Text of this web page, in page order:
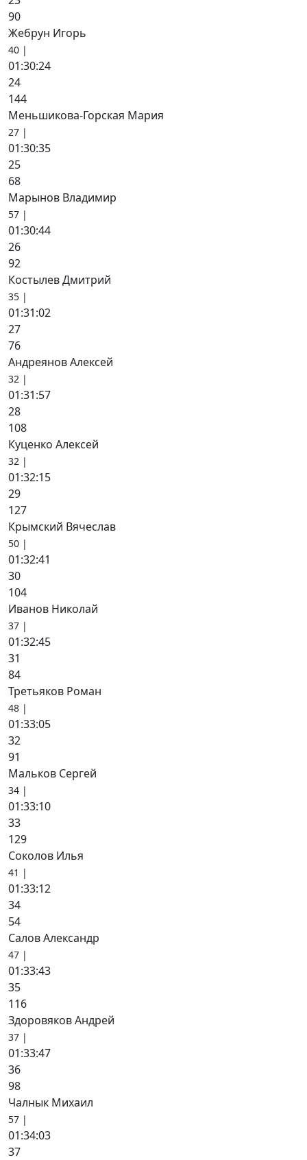
90
Жебрун Игорь
40 |
01:30:24
24
144
Меньшикова-Горская Мария
27 |
01:30:35
25
68
Марынов Владимир
57 |
01:30:44
26
92
Костылев Дмитрий
35 |
01:31:02
27
76
Андреянов Алексей
32 |
01:31:57
28
108
Куценко Алексей
32 |
01:32:15
29
127
Крымский Вячеслав
50 |
01:32:41
30
104
Иванов Николай
37 |
01:32:45
31
84
Третьяков Роман
48 |
01:33:05
32
91
Мальков Сергей
34 |
01:33:10
33
129
Соколов Илья
41 |
01:33:12
34
54
Салов Александр
47 |
01:33:43
35
116
Здоровяков Андрей
37 |
01:33:47
36
98
Чалнык Михаил
57 |
01:34:03
37